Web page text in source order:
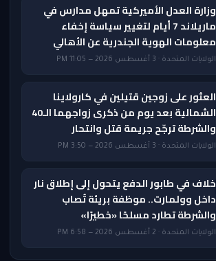
وزارة العدل الأميركية تمهل مدارس في
ماريلاند 7 أيام لتغيير سياسة إخفاء
معلومات الهوية الجندرية عن الأهالي
الولايات المتحدة · 3 أغسطس 2026 — 11:05 PM
العثور على زوجين قتيلين في كارولاينا
الشمالية بعد يوم من ذكرى زواجهما الـ40
والشرطة ترجّح جريمة قتل وانتحار
الولايات المتحدة · 3 أغسطس 2026 — 3:50 PM
خلاف في طابور الدفع يتحول إلى إطلاق نار
داخل وولمارت.. موظفة بريئة تُصاب
والشرطة تطارد مسلحًا «خطيرًا»
الولايات المتحدة · 2 أغسطس 2026 — 6:58 PM